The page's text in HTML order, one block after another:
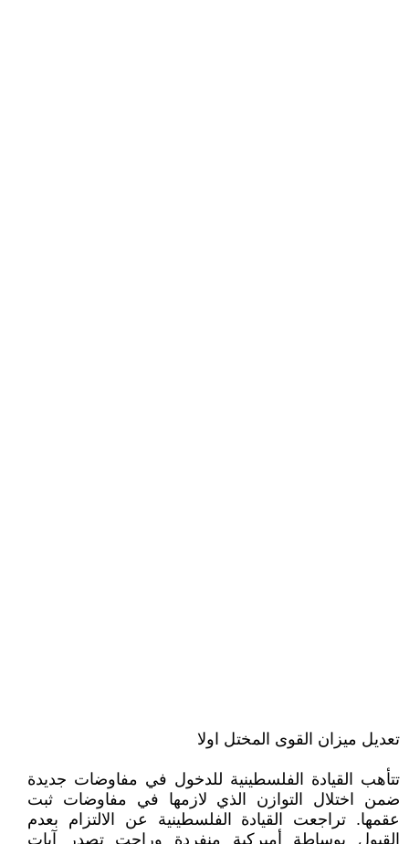
تعديل ميزان القوى المختل اولا
تتأهب القيادة الفلسطينية للدخول في مفاوضات جديدة
ضمن اختلال التوازن الذي لازمها في مفاوضات ثبت
عقمها. تراجعت القيادة الفلسطينية عن الالتزام بعدم
القبول بوساطة أميركية منفردة وراحت تصدر آيات